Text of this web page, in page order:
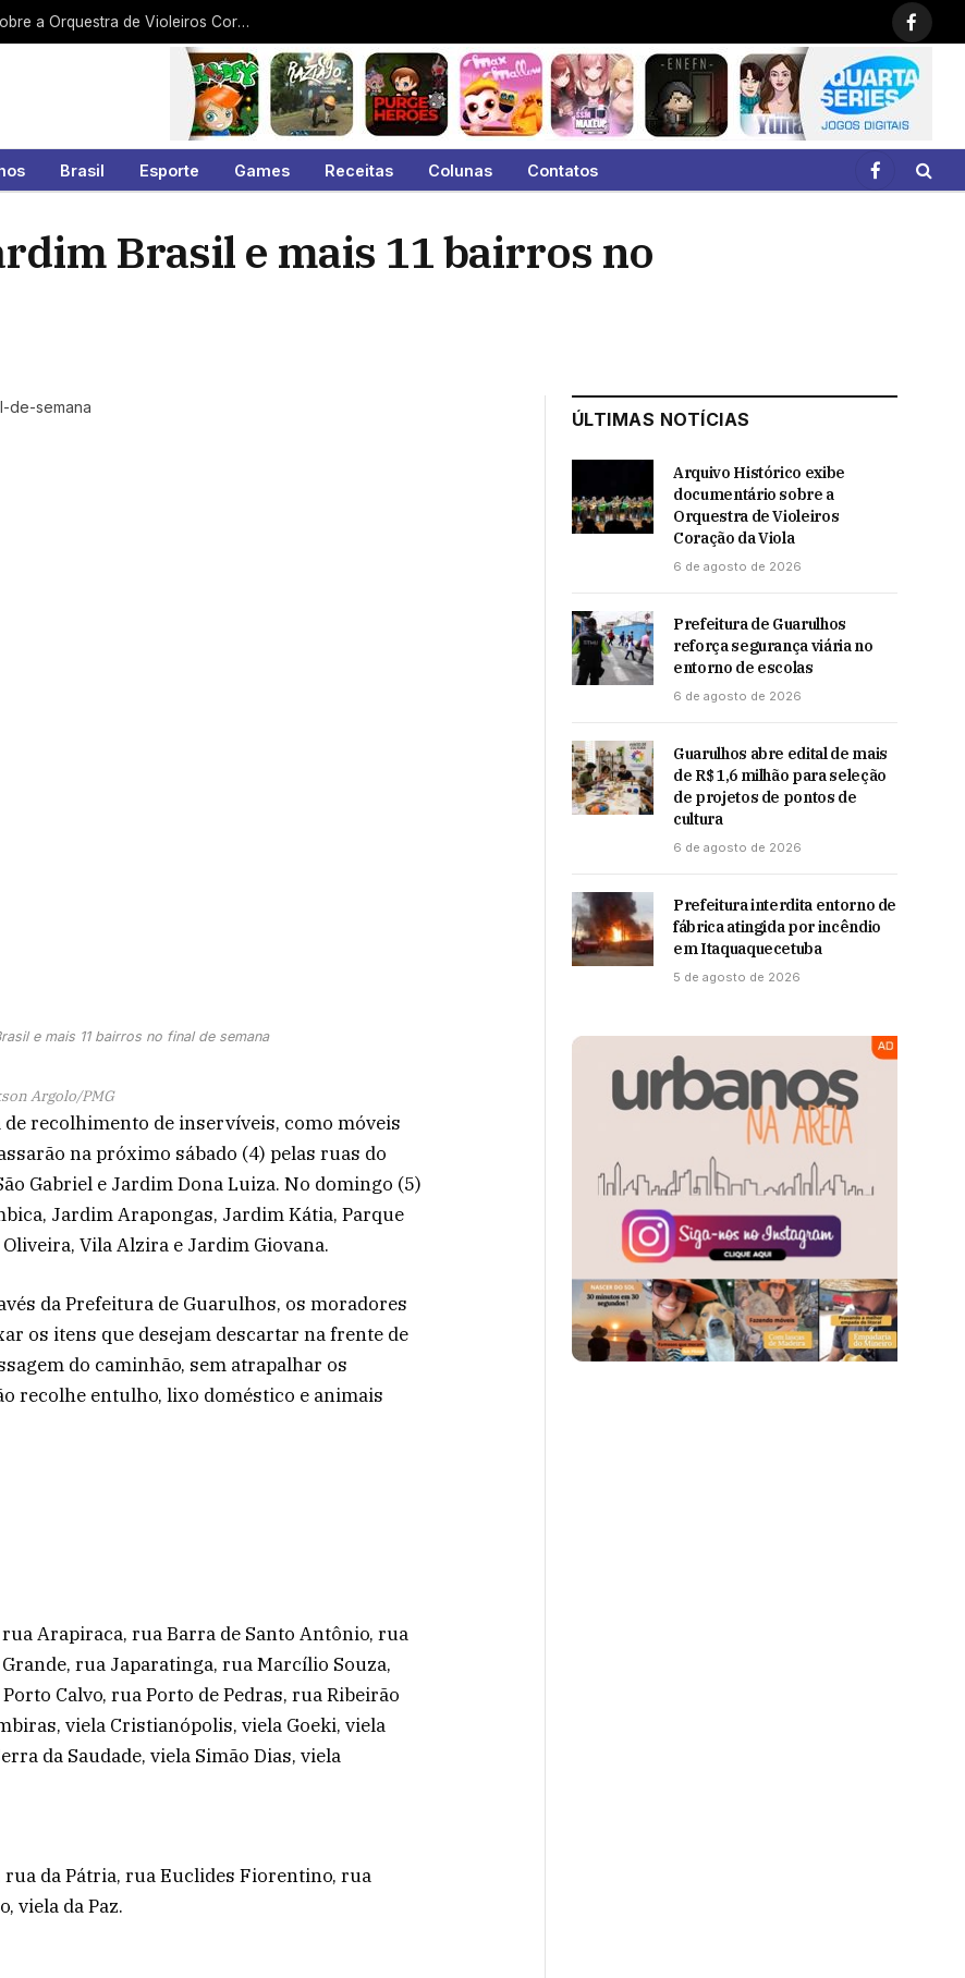
Arquivo Histórico exibe documentário sobre a Orquestra de Violeiros Coração da Viola
Brasil Esporte Games Receitas Colunas Contatos
Facebook
Brasil e mais 11 bairros no
e mais 11 bairros no final de semana
Argolo/PMG
de recolhimento de inservíveis, como móveis
na próximo sábado (4) pelas ruas do
Gabriel e Jardim Dona Luiza. No domingo (5)
Jardim Arapongas, Jardim Kátia, Parque
Vila Alzira e Jardim Giovana.
da Prefeitura de Guarulhos, os moradores
os itens que desejam descartar na frente de
do caminhão, sem atrapalhar os
recolhe entulho, lixo doméstico e animais
Arapiraca, rua Barra de Santo Antônio, rua
rua Japaratinga, rua Marcílio Souza,
Calvo, rua Porto de Pedras, rua Ribeirão
viela Cristianópolis, viela Goeki, viela
da Saudade, viela Simão Dias, viela
da Pátria, rua Euclides Fiorentino, rua
viela da Paz.
ÚLTIMAS NOTÍCIAS
Arquivo Histórico exibe
documentário sobre a
Orquestra de Violeiros
Coração da Viola
6 de agosto de 2026
Prefeitura de Guarulhos
reforça segurança viária no
entorno de escolas
6 de agosto de 2026
Guarulhos abre edital de mais
de R$ 1,6 milhão para seleção
de projetos de pontos de
cultura
6 de agosto de 2026
Prefeitura interdita entorno de
fábrica atingida por incêndio
em Itaquaquecetuba
5 de agosto de 2026